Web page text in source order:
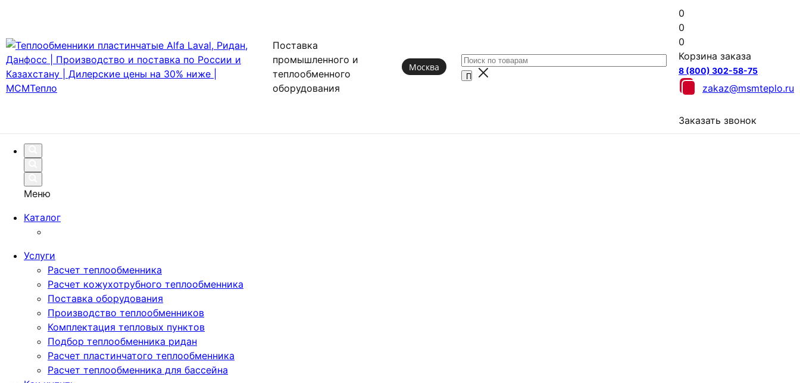
Поставка
промышленного и
теплообменного
оборудования
Москва
0
0
0
Корзина заказа
8 (800) 302-58-75
zakaz@msmteplo.ru
Заказать звонок
Меню
Каталог
Услуги
Расчет теплообменника
Расчет кожухотрубного теплообменника
Поставка оборудования
Производство теплообменников
Комплектация тепловых пунктов
Подбор теплообменника ридан
Расчет пластинчатого теплообменника
Расчет теплообменника для бассейна